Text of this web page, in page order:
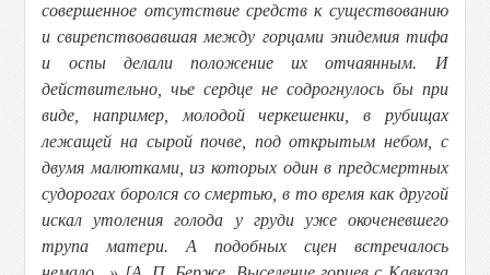
совершенное отсутствие средств к существованию
и свирепствовавшая между горцами эпидемия тифа
и оспы делали положение их отчаянным. И
действительно, чье сердце не содрогнулось бы при
виде, например, молодой черкешенки, в рубищах
лежащей на сырой почве, под открытым небом, с
двумя малютками, из которых один в предсмертных
судорогах боролся со смертью, в то время как другой
искал утоления голода у груди уже окоченевшего
трупа матери. А подобных сцен встречалось